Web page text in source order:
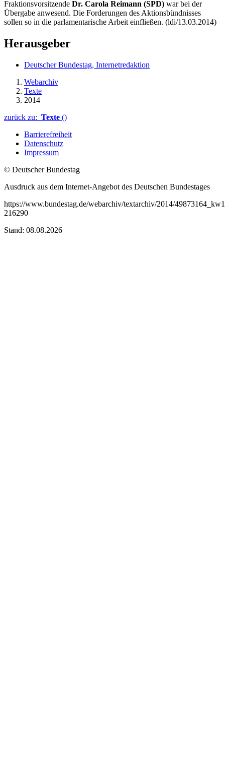
Fraktionsvorsitzende Dr. Carola Reimann (SPD) war bei der
Übergabe anwesend. Die Forderungen des Aktionsbündnisses
sollen so in die parlamentarische Arbeit einfließen. (ldi/13.03.2014)
Herausgeber
Deutscher Bundestag, Internetredaktion
Webarchiv
Texte
2014
zurück zu: Texte ()
Barrierefreiheit
Datenschutz
Impressum
© Deutscher Bundestag
Ausdruck aus dem Internet-Angebot des Deutschen Bundestages
https://www.bundestag.de/webarchiv/textarchiv/2014/
216290
Stand: 08.08.2026